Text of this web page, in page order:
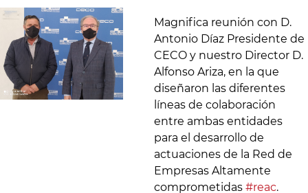
Magnifica reunión con D.
Antonio Díaz Presidente de
CECO y nuestro Director D.
Alfonso Ariza, en la que
diseñaron las diferentes
líneas de colaboración
entre ambas entidades
para el desarrollo de
actuaciones de la Red de
Empresas Altamente
comprometidas #reac.